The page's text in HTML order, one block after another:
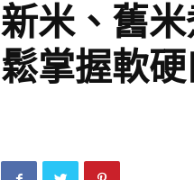
新米、舊
鬆掌握軟